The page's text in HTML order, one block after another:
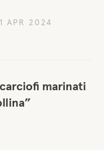
1 APR 2024
marinati